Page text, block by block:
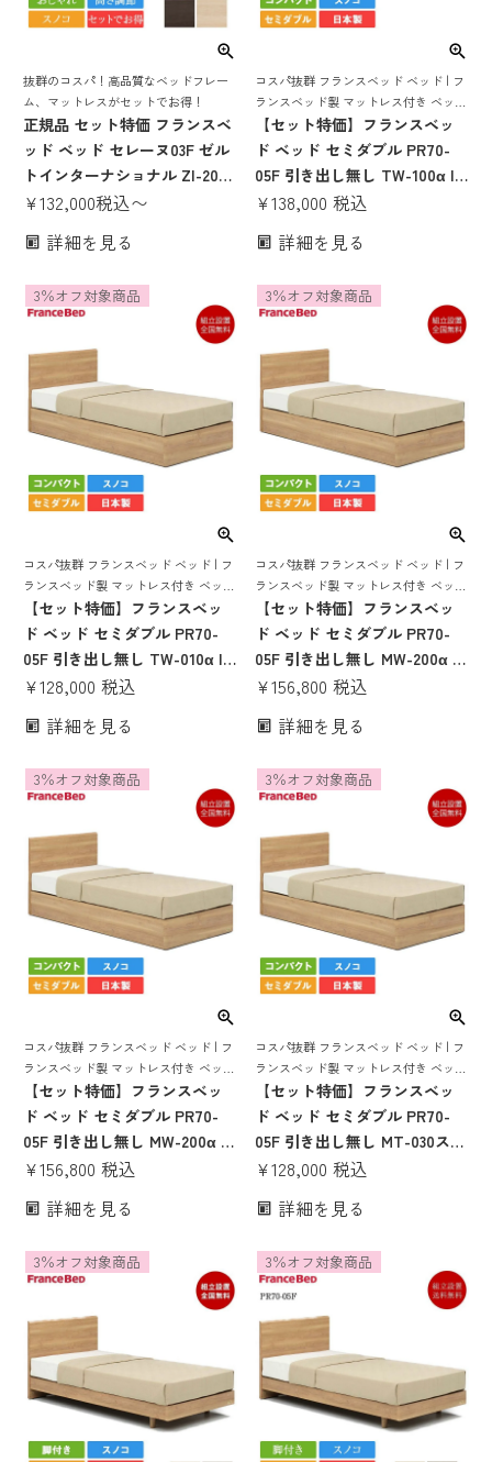
抜群のコスパ！高品質なベッドフレー
ム、マットレスがセットでお得！
正規品 セット特価 フランスベ
ッド ベッド セレーヌ03F ゼル
トインターナショナル ZI-200 |
フランスベッド製 シングルベ
スセット ベッドセット すのこ
ングル セミダブル ダブル
¥132,000税込〜
詳細を見る
コスパ抜群 フランスベッド ベッド | フ
ランスベッド製 マットレス付き ベット
マットレス 付き マットレスセット 70
周年 スノコ すのこ すのこベッド
【セット特価】フランスベッ
ド ベッド セミダブル PR70-
05F 引き出し無し TW-100α |
正規品 フランスベッド製 マッ
ベッドセット セミダブルベッ
ンパクト すのこ TW100 TW-
¥138,000 税込
詳細を見る
コスパ抜群 フランスベッド ベッド | フ
ランスベッド製 マットレス付き ベット
マットレス 付き マットレスセット 70
周年 スノコ すのこベッド tw-010α 腰痛
かたい かため ハード
【セット特価】フランスベッ
ド ベッド セミダブル PR70-
05F 引き出し無し TW-010α |
正規品 フランスベッド製 マッ
ベッドセット セミダブルベッ
ンパクト すのこ tw-010α 腰痛
3％オフ対象商品
¥128,000 税込
詳細を見る
コスパ抜群 フランスベッド ベッド | フ
ランスベッド製 マットレス付き ベット
マットレス 付き マットレスセット 70
周年 スノコ すのこ すのこベッド
mw200 mw-200a やわらかめ
【セット特価】フランスベッ
ド ベッド セミダブル PR70-
05F 引き出し無し MW-200α ミ
ディアムソフト | 正規品 フラ
マットレスセット ベッドセッ
pr70-05f 70周年 コンパクト
すのこ mw200 mw-200a tw-
200
3％オフ対象商品
¥156,800 税込
詳細を見る
コスパ抜群 フランスベッド ベッド | フ
ランスベッド製 マットレス付き ベット
マットレス 付き マットレスセット 70
周年 スノコ すのこ すのこベッド mw-
【セット特価】フランスベッ
ド ベッド セミダブル PR70-
05F 引き出し無し MW-200α ハ
ード | 正規品 フランスベッド
セット ベッドセット セミダブ
周年 コンパクト すのこ
mw200a mw-200a かたい かた
め 腰痛 mh
3％オフ対象商品
¥156,800 税込
詳細を見る
コスパ抜群 フランスベッド ベッド | フ
ランスベッド製 マットレス付き ベット
マットレス 付き マットレスセット 70
周年 スノコ すのこ 腰痛 薄い 薄型
【セット特価】フランスベッ
ド ベッド セミダブル PR70-
05F 引き出し無し MT-030スリ
ム | 正規品 フランスベッド製
ット ベッドセット セミダブル
年 コンパクト すのこ 腰痛 薄
い 薄型 17cm かたい かため ハ
ード
3％オフ対象商品
¥128,000 税込
詳細を見る
3％オフ対象商品 3％オフ対象商品